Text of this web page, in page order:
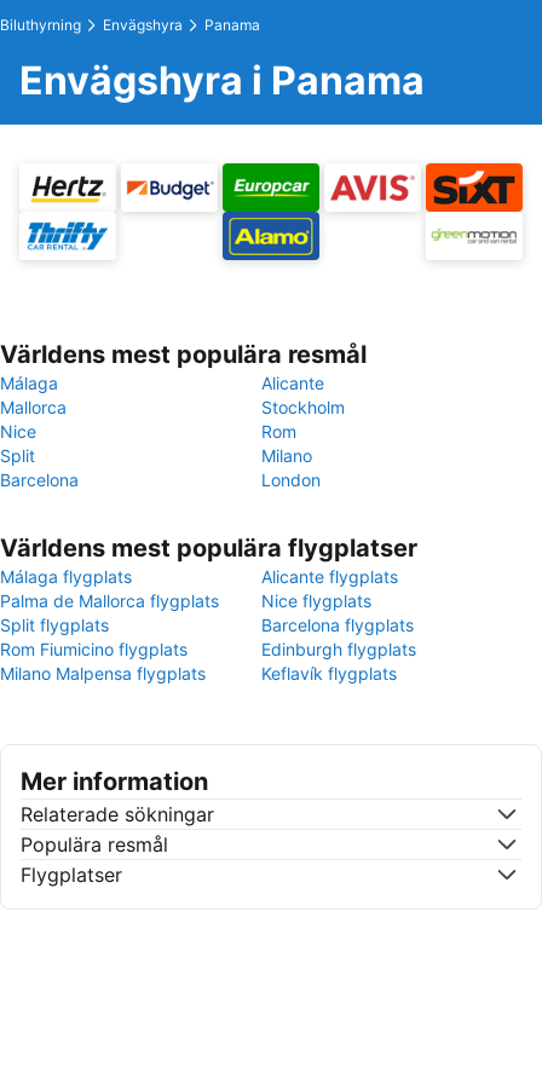
Biluthyrning Envägshyra Panama
Envägshyra i Panama
Världens mest populära resmål
Málaga
Alicante
Mallorca
Stockholm
Nice
Rom
Split
Milano
Barcelona
London
Världens mest populära flygplatser
Málaga flygplats
Alicante flygplats
Palma de Mallorca flygplats
Nice flygplats
Split flygplats
Barcelona flygplats
Rom Fiumicino flygplats
Edinburgh flygplats
Milano Malpensa flygplats
Keflavík flygplats
Mer information
Relaterade sökningar
Populära resmål
Flygplatser